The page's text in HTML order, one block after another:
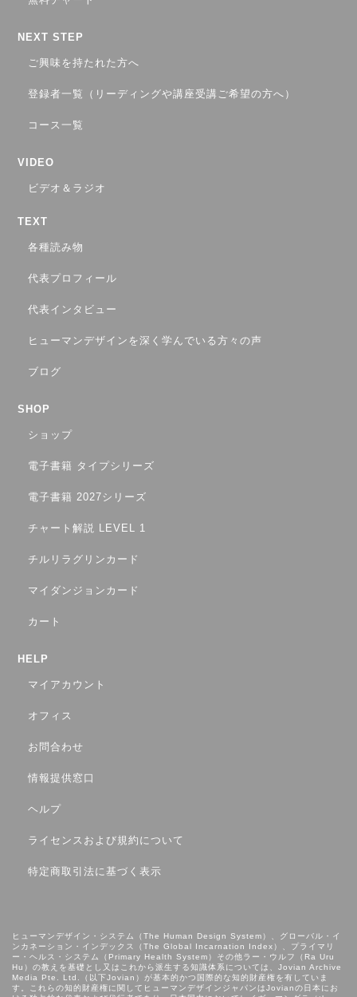
NEXT STEP
ご興味を持たれた方へ
登録者一覧（リーディングや講座受講ご希望の方へ）
コース一覧
VIDEO
ビデオ＆ラジオ
TEXT
各種読み物
代表プロフィール
代表インタビュー
ヒューマンデザインを深く学んでいる方々の声
ブログ
SHOP
ショップ
電子書籍 タイプシリーズ
電子書籍 2027シリーズ
チャート解説 LEVEL 1
チルリラグリンカード
マイダンジョンカード
カート
HELP
マイアカウント
オフィス
お問合わせ
情報提供窓口
ヘルプ
ライセンスおよび規約について
特定商取引法に基づく表示
ヒューマンデザイン・システム（The Human Design System）、グローバル・イ
ンカネーション・インデックス（The Global Incarnation Index）、プライマリ
ー・ヘルス・システム（Primary Health System）その他ラー・ウルフ（Ra Uru
Hu）の教えを基礎とし⼜はこれから派⽣する知識体系については、Jovian Archive
Media Pte. Ltd.（以下Jovian）が基本的かつ国際的な知的財産権を有していま
す。これらの知的財産権に関してヒューマンデザインジャパンはJovianの日本にお